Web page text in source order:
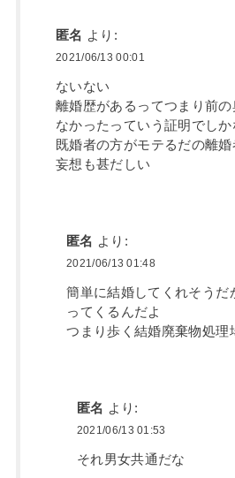
匿名 より:
2021/06/13 00:01
ないない
離婚歴があるってつまり前
なかったっていう証明でしか
既婚者の方がモテるだの離
妄想も甚だしい
匿名 より:
2021/06/13 01:48
簡単に結婚してくれそうだ
ってくるんだよ
つまり歩く結婚廃棄物処理
匿名 より:
2021/06/13 01:53
それ男女共通だな